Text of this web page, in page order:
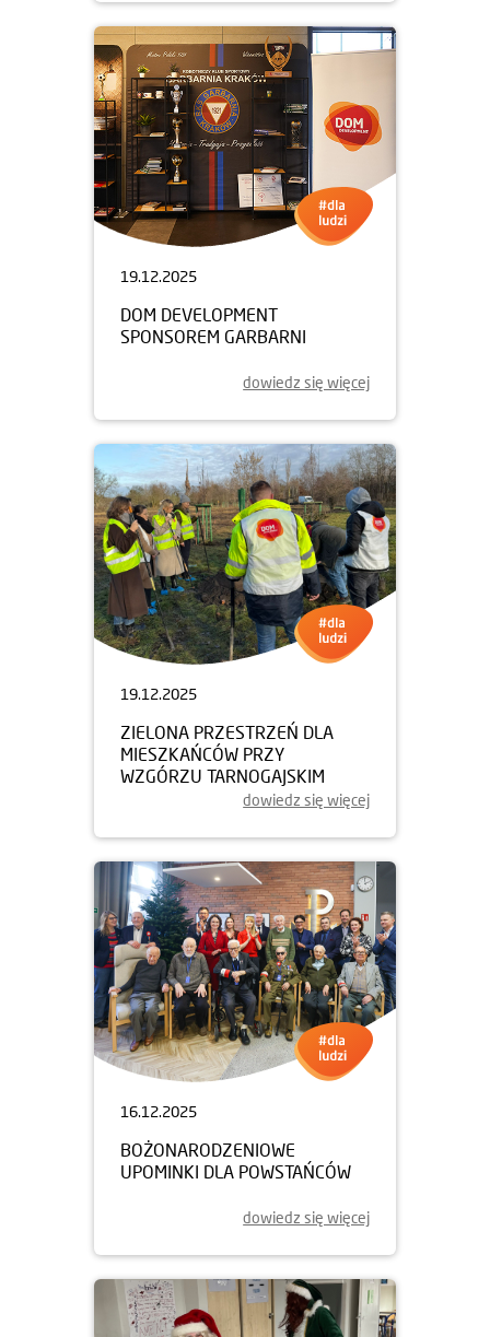
19.12.2025
DOM DEVELOPMENT
SPONSOREM GARBARNI
dowiedz się więcej
19.12.2025
ZIELONA PRZESTRZEŃ DLA
MIESZKAŃCÓW PRZY
WZGÓRZU TARNOGAJSKIM
dowiedz się więcej
16.12.2025
BOŻONARODZENIOWE
UPOMINKI DLA POWSTAŃCÓW
dowiedz się więcej